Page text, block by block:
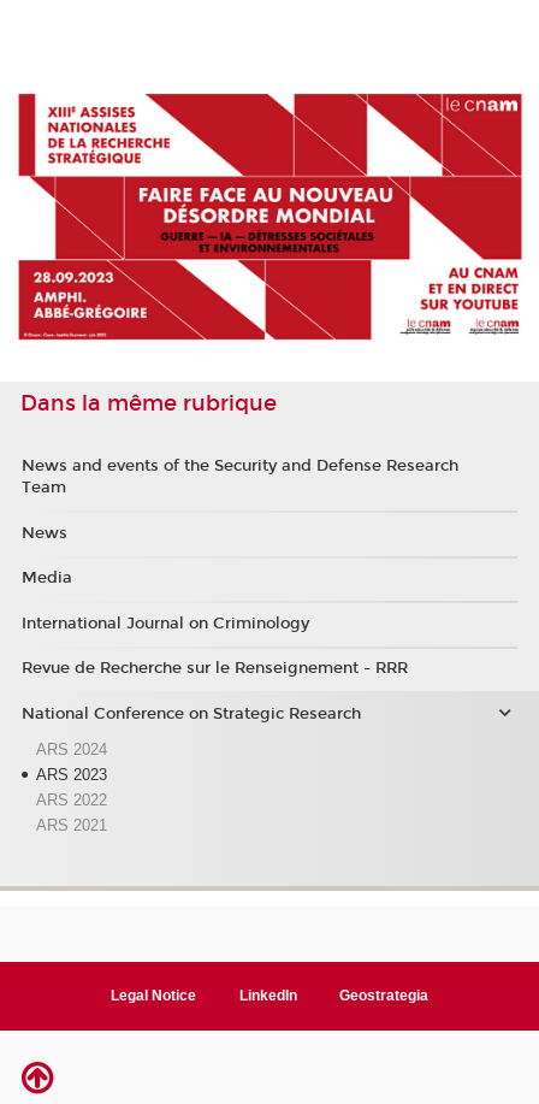
Dans la même rubrique
News and events of the Security and Defense Research
Team
News
Media
International Journal on Criminology
Revue de Recherche sur le Renseignement - RRR
National Conference on Strategic Research
ARS 2024
ARS 2023
ARS 2022
ARS 2021
Legal Notice LinkedIn Geostrategia